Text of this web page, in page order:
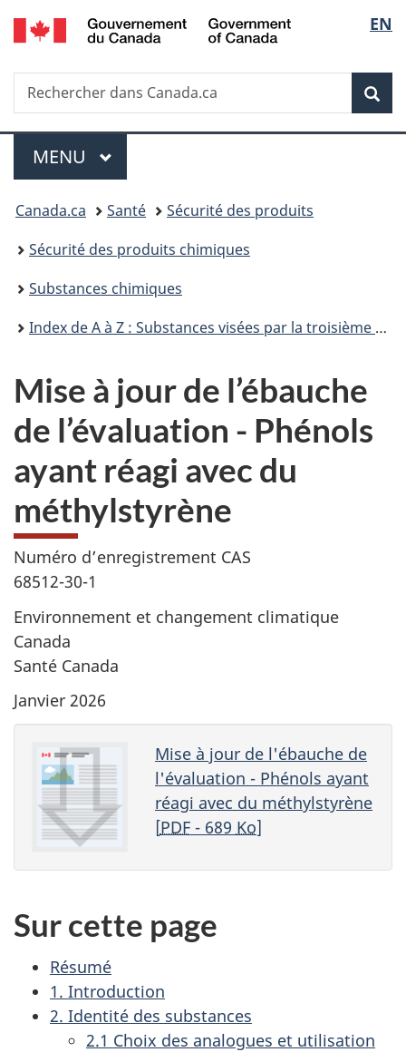
Passer
au
principal
Passer
à
Au
du
Passer
à
version
simplifiée
de
la
EN
Recherche
Rechercher
dans
Menu
MENU PRINCIPAL
Vous
êtes
ici :
Canada.ca Santé
Sécurité des produits
Sécurité des produits chimiques
Substances chimiques
Index de A à Z : Substances visées par la troisième phase du Plan de gestion des produits chimiques
Mise à jour de l’ébauche
de l’évaluation - Phénols
ayant réagi avec du
méthylstyrène
Numéro d’enregistrement CAS
68512-30-1
Environnement et changement climatique
Canada
Santé Canada
Janvier 2026
Mise à jour de l'ébauche de
l'évaluation - Phénols ayant
réagi avec du méthylstyrène
[PDF- 689 Ko]
Sur cette page
Résumé
1. Introduction
2. Identité des substances
2.1 Choix des analogues et utilisation